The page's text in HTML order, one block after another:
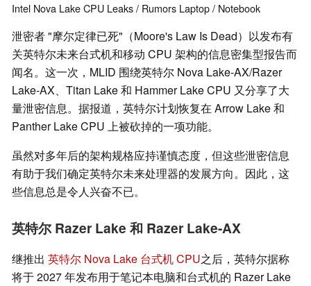
Intel Nova LakeCPU Leaks / Rumors Laptop / Notebook
泄密者 "摩尔定律已死"（Moore's Law Is Dead）以发布有
关英特尔未来台式机和移动 CPU 架构的信息密集型报告而
闻名。这一次，MLID 围绕英特尔 Nova Lake-AX/Razer
Lake-AX、Titan Lake 和 Hammer Lake CPU 又分享了大
量泄密信息。据报道，英特尔计划恢复在 Arrow Lake 和
Panther Lake CPU 上被砍掉的一项功能。
虽然对多年后的架构规格应持谨慎态度，但这些泄密信息
有助于我们确定英特尔未来处理器的发展方向。因此，这
些信息总是令人兴奋不已。
英特尔 Razer Lake 和 Razer Lake-AX
继推出 英特尔 Nova Lake 台式机 CPU之后，英特尔据称
将于 2027 年发布用于笔记本电脑和台式机的 Razer Lake